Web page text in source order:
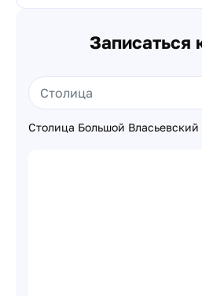
Записаться
Столица Большой Власьевский